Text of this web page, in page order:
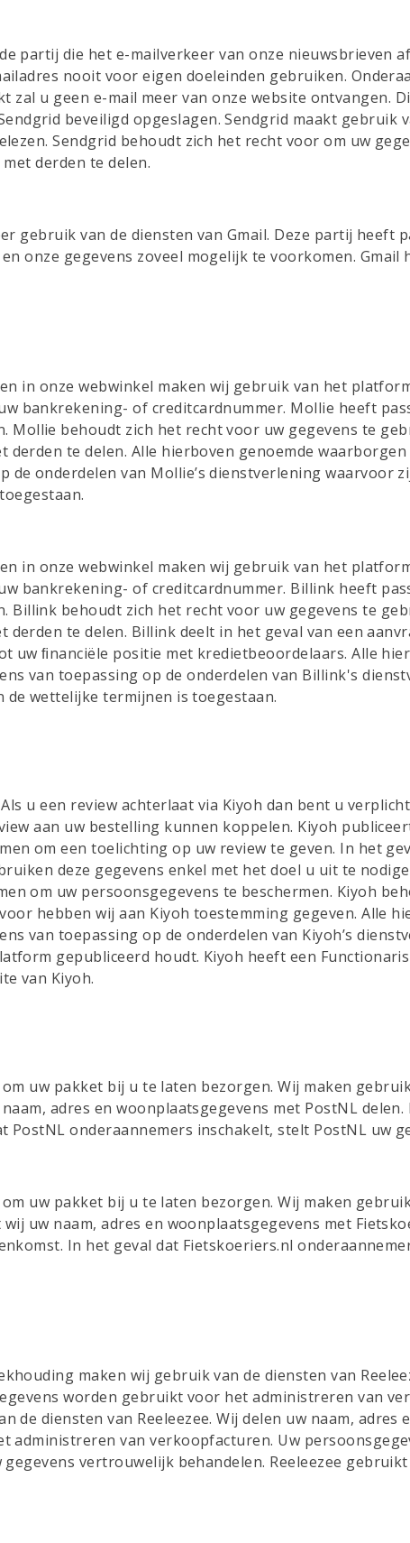
partij die het e-mailverkeer van onze nieuwsbrieven
nooit voor eigen doeleinden gebruiken.
zal u geen e-mail meer van onze website
beveiligd opgeslagen. Sendgrid maakt
Sendgrid behoudt zich het recht voor om uw
derden te delen.
gebruik van de diensten van Gmail. Deze partij heeft
onze gegevens zoveel mogelijk te voorkomen.
in onze webwinkel maken wij gebruik van het
bankrekening- of creditcardnummer. Mollie heeft
Mollie behoudt zich het recht voor uw gegevens te
derden te delen. Alle hierboven genoemde
de onderdelen van Mollie’s dienstverlening waarvoor
in onze webwinkel maken wij gebruik van het
bankrekening- of creditcardnummer. Billink heeft
Billink behoudt zich het recht voor uw gegevens te
derden te delen. Billink deelt in het geval van een
uw ﬁnanciële positie met kredietbeoordelaars. Alle
van toepassing op de onderdelen van Billink's
wettelijke termijnen is toegestaan.
u een review achterlaat via Kiyoh dan bent u
aan uw bestelling kunnen koppelen. Kiyoh
om een toelichting op uw review te geven. In het
deze gegevens enkel met het doel u uit te
om uw persoonsgegevens te beschermen. Kiyoh
hebben wij aan Kiyoh toestemming gegeven. Alle
van toepassing op de onderdelen van Kiyoh’s
gepubliceerd houdt. Kiyoh heeft een
van Kiyoh.
uw pakket bij u te laten bezorgen. Wij maken
adres en woonplaatsgegevens met PostNL
onderaannemers inschakelt, stelt PostNL uw
uw pakket bij u te laten bezorgen. Wij maken
uw naam, adres en woonplaatsgegevens met
In het geval dat Fietskoeriers.nl
maken wij gebruik van de diensten van
worden gebruikt voor het administreren van
de diensten van Reeleezee. Wij delen uw naam,
administreren van verkoopfacturen. Uw
vertrouwelijk behandelen. Reeleezee